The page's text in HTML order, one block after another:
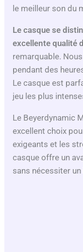
le meilleur son du
Le casque se
excellente qualité
remarquable.
pendant des
Le casque est
jeu les plus
Le Beyerdynamic
excellent choix
exigeants et les
casque offre un
sans nécessiter